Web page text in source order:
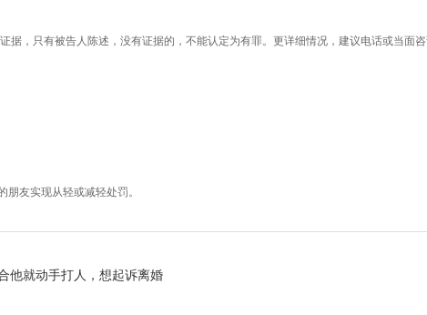
据，只有被告人陈述，没有证据的，不能认定为有罪。更详细情况，建议电话或当面
友实现从轻或减轻处罚。
他就动手打人，想起诉离婚